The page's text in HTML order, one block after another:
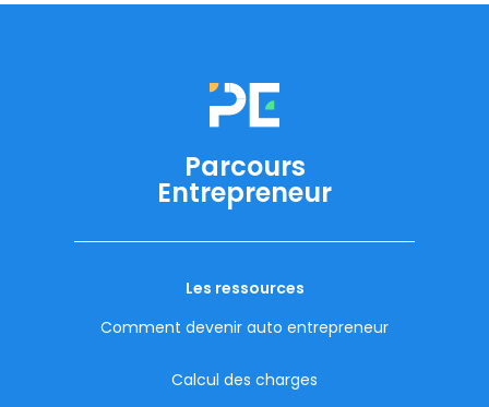
Parcours
Entrepreneur
Les ressources
Comment devenir auto entrepreneur
Calcul des charges